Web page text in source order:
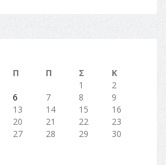
Π Π Σ
Κ
1
2
6 7 8
9
13 14 15
16
20 21 22
23
27 28 29
30